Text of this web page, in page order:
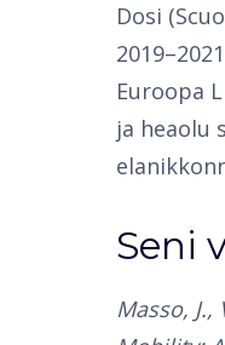
Dosi
Euroopa
ja heaolu
Seni
Masso,